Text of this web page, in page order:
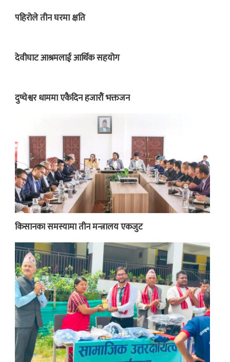
पहिरोले तीन घरमा क्षति
देवीघाट आश्रमलाई आर्थिक सहयोग
दुप्चेश्वर धाममा एकैदिन हजारौं भक्तजन
किसानका समस्यामा तीन मन्त्रालय एकजुट